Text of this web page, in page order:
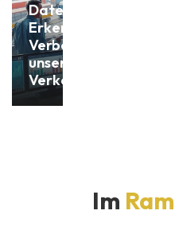
Datengetriebene
Erkenntnisse:
Verbesserung
unserer
Verkehrsstrategien
Im